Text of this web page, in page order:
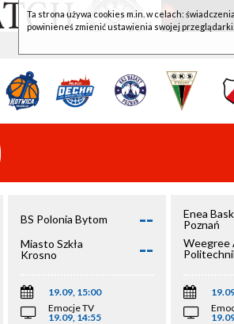
BS Polonia Bytom --
Miasto Szkła
Krosno
--
19.09, 15:00
Emocje TV
19.09, 14:55
Enea
Poznań
Weegree
Ta strona używa cookies m.in. w celach:
powinieneś zmienić ustawienia swojej przeglądarki.